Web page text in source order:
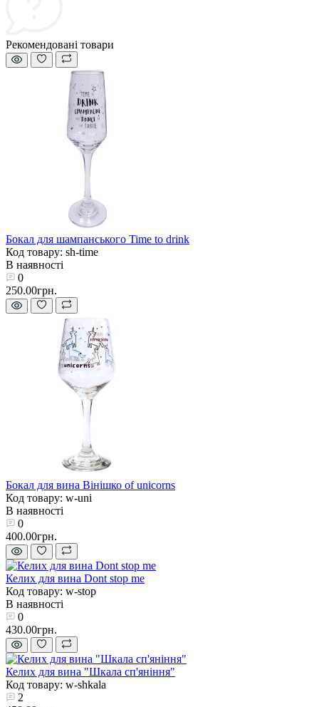
Рекомендовані товари
Бокал для шампанського Time to drink
Код товару: sh-time
В наявності
0
250.00грн.
Бокал для вина Вінішко of unicorns
Код товару: w-uni
В наявності
0
400.00грн.
Келих для вина Dont stop me
Код товару: w-stop
В наявності
0
430.00грн.
Келих для вина "Шкала сп'яніння"
Код товару: w-shkala
2